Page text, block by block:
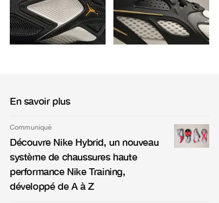
En savoir plus
Communiqué
Découvre Nike Hybrid, un nouveau
système de chaussures haute
performance Nike Training,
développé de A à Z